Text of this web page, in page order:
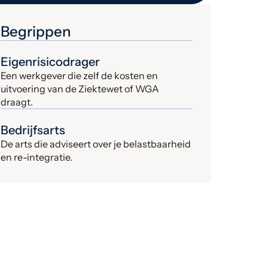
Begrippen
Eigenrisicodrager
Een werkgever die zelf de kosten en
uitvoering van de Ziektewet of WGA
draagt.
Bedrijfsarts
De arts die adviseert over je belastbaarheid
en re-integratie.